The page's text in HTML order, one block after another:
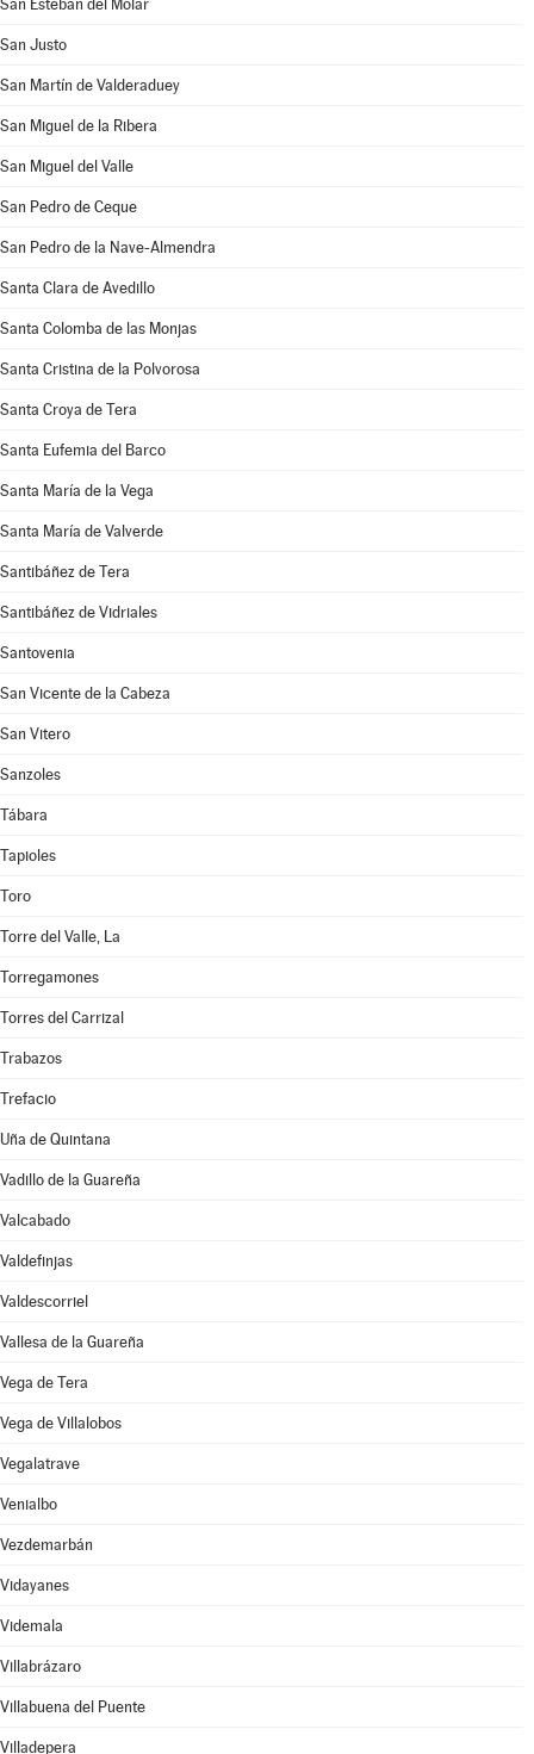
San Esteban del Molar
San Justo
San Martín de Valderaduey
San Miguel de la Ribera
San Miguel del Valle
San Pedro de Ceque
San Pedro de la Nave-Almendra
Santa Clara de Avedillo
Santa Colomba de las Monjas
Santa Cristina de la Polvorosa
Santa Croya de Tera
Santa Eufemia del Barco
Santa María de la Vega
Santa María de Valverde
Santibáñez de Tera
Santibáñez de Vidriales
Santovenia
San Vicente de la Cabeza
San Vitero
Sanzoles
Tábara
Tapioles
Toro
Torre del Valle, La
Torregamones
Torres del Carrizal
Trabazos
Trefacio
Uña de Quintana
Vadillo de la Guareña
Valcabado
Valdefinjas
Valdescorriel
Vallesa de la Guareña
Vega de Tera
Vega de Villalobos
Vegalatrave
Venialbo
Vezdemarbán
Vidayanes
Videmala
Villabrázaro
Villabuena del Puente
Villadepera